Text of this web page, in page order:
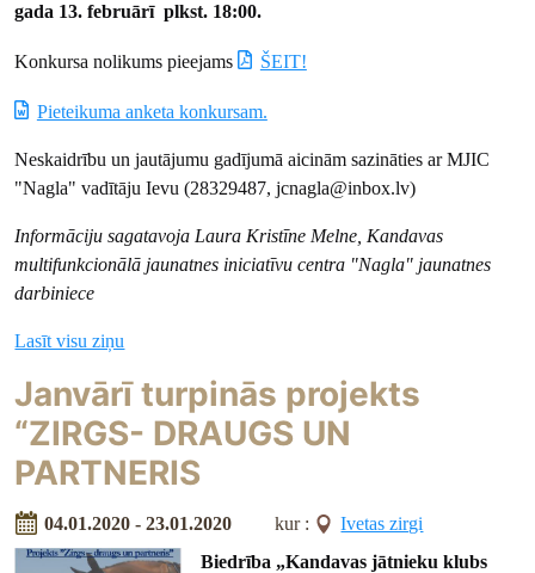
gada 13. februārī plkst. 18:00.
Konkursa nolikums pieejams ŠEIT!
Pieteikuma anketa konkursam.
Neskaidrību un jautājumu gadījumā aicinām sazināties ar MJIC
"Nagla" vadītāju Ievu (28329487, jcnagla@inbox.lv)
Informāciju sagatavoja Laura Kristīne Melne, Kandavas
multifunkcionālā jaunatnes iniciatīvu centra "Nagla" jaunatnes
darbiniece
Lasīt visu ziņu
Janvārī turpinās projekts
“ZIRGS- DRAUGS UN
PARTNERIS
04.01.2020 - 23.01.2020 kur :
Ivetas zirgi
Biedrība „Kandavas jātnieku klubs